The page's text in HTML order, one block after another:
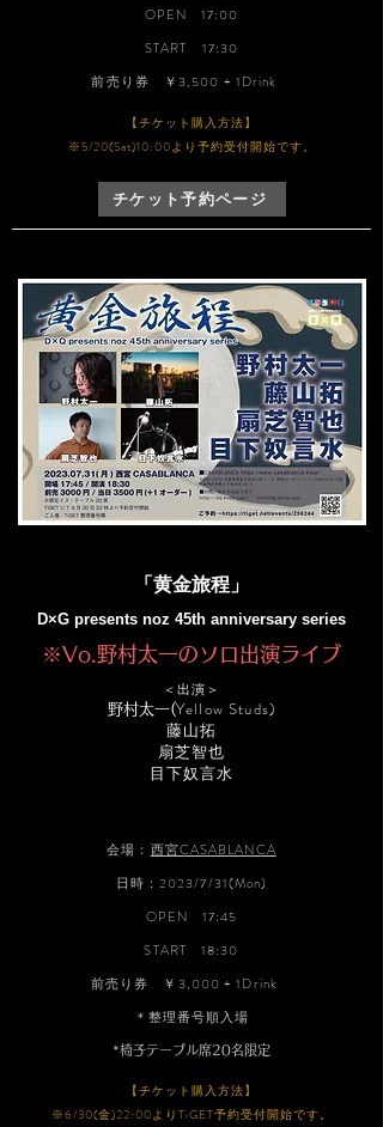
OPEN 17:00
START 17:30
前売り券 ￥3,500 + 1Drink
【チケット購入方法】
※5/20(Sat)10:00より予約受付開始です。
チケット予約ページ
「黄金旅程 」
D×G presents noz 45th anniversary series
※Vo.野村太一のソロ出演ライブ
＜出演＞
野村太一(​Yellow Studs)
藤山拓
扇芝智也
​目下奴言水
会場： 西宮CASABLANCA
日時：2023/7/31(Mon)
OPEN 17:45
START 18:30
前売り券 ￥3,000 + 1Drink
​＊整理番号順入場
*椅子テーブル席20名限定
【チケット購入方法】
※6/30(金)22:00よりTiGET予約受付開始です。